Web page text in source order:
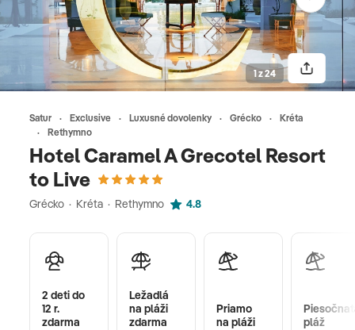
Satur Exclusive Luxusné dovolenky Grécko
Kréta
Rethymno
Hotel Caramel A Grecotel Resort
to Live
Grécko · Kréta · Rethymno 4.8
1 z 24
2 deti do
12 r.
zdarma
Ležadlá
na pláži
zdarma
Priamo
na pláži
pláž